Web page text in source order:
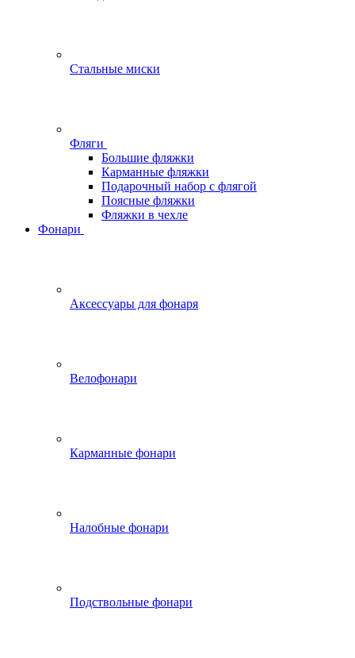
Стальные миски
Фляги
Большие фляжки
Карманные фляжки
Подарочный набор с флягой
Поясные фляжки
Фляжки в чехле
Фонари
Аксессуары для фонаря
Велофонари
Карманные фонари
Налобные фонари
Подствольные фонари